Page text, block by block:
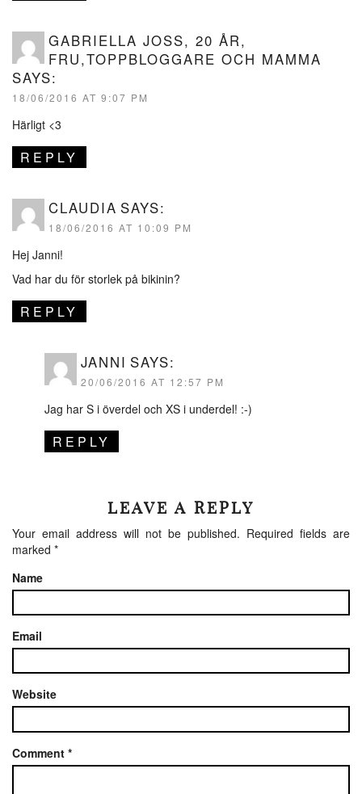
GABRIELLA JOSS, 20 ÅR,
FRU,TOPPBLOGGARE OCH MAMMA
SAYS:
18/06/2016 AT 9:07 PM
Härligt <3
REPLY
CLAUDIA SAYS:
18/06/2016 AT 10:09 PM
Hej Janni!
Vad har du för storlek på bikinin?
REPLY
JANNI SAYS:
20/06/2016 AT 12:57 PM
Jag har S i överdel och XS i underdel! :-)
REPLY
LEAVE A REPLY
Your email address will not be published. Required fields are
marked *
Name
Email
Website
Comment *